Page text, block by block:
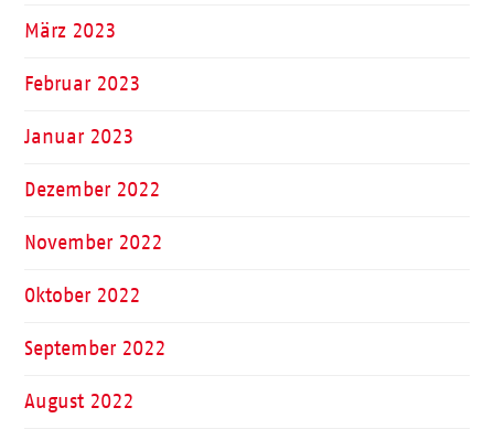
März 2023
Februar 2023
Januar 2023
Dezember 2022
November 2022
Oktober 2022
September 2022
August 2022